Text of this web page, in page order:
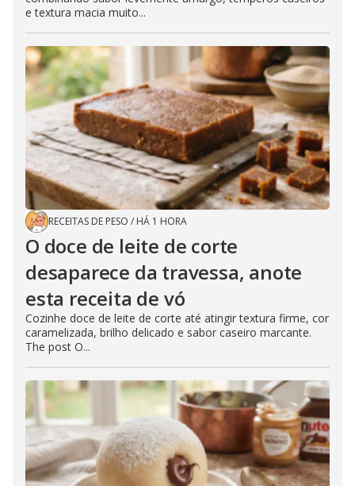
e textura macia muito...
RECEITAS DE PESO / HÁ 1 HORA
O doce de leite de corte
desaparece da travessa, anote
esta receita de vó
Cozinhe doce de leite de corte até atingir textura firme, cor
caramelizada, brilho delicado e sabor caseiro marcante.
The post O...